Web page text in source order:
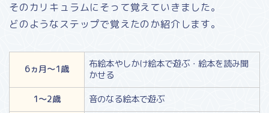
そのカリキュラムにそって覚えていきました。
どのようなステップで覚えたのか紹介します。
6ヵ月～1歳
布絵本やしかけ絵本で遊ぶ・絵本を読み聞
かせる
1～2歳
音のなる絵本で遊ぶ